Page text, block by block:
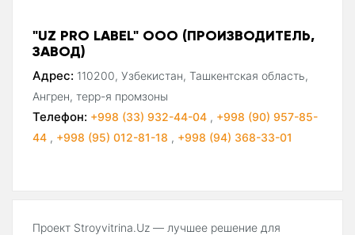
"UZ PRO LABEL" ООО (ПРОИЗВОДИТЕЛЬ,
ЗАВОД)
Адрес: 110200, Узбекистан, Ташкентская область,
Ангрен, терр-я промзоны
Телефон: +998 (33) 932-44-04 , +998 (90) 957-85-
44 , +998 (95) 012-81-18 , +998 (94) 368-33-01
Проект Stroyvitrina.Uz — лучшее решение для